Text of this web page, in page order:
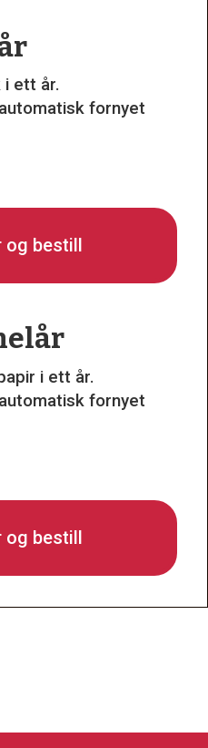
i ett år.
fornyet
og bestill
i ett år.
fornyet
og bestill